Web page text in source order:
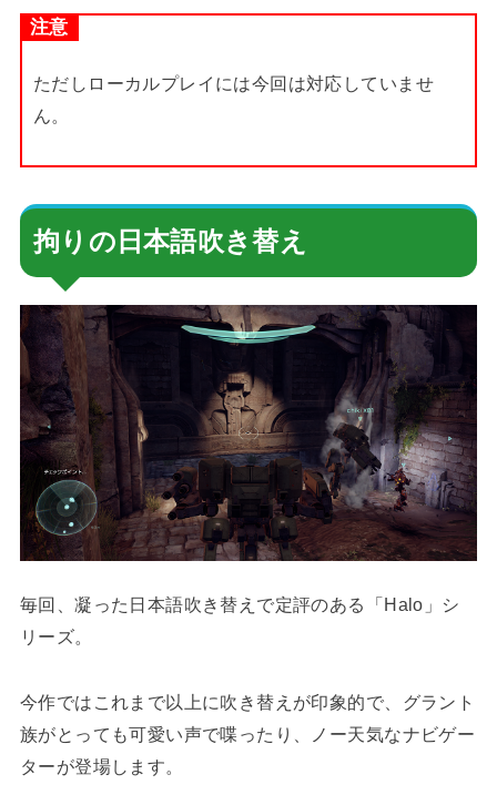
注意
ただしローカルプレイには今回は対応していませ
ん。
拘りの日本語吹き替え
毎回、凝った日本語吹き替えで定評のある「Halo」シ
リーズ。
今作ではこれまで以上に吹き替えが印象的で、グラント
族がとっても可愛い声で喋ったり、ノー天気なナビゲー
ターが登場します。